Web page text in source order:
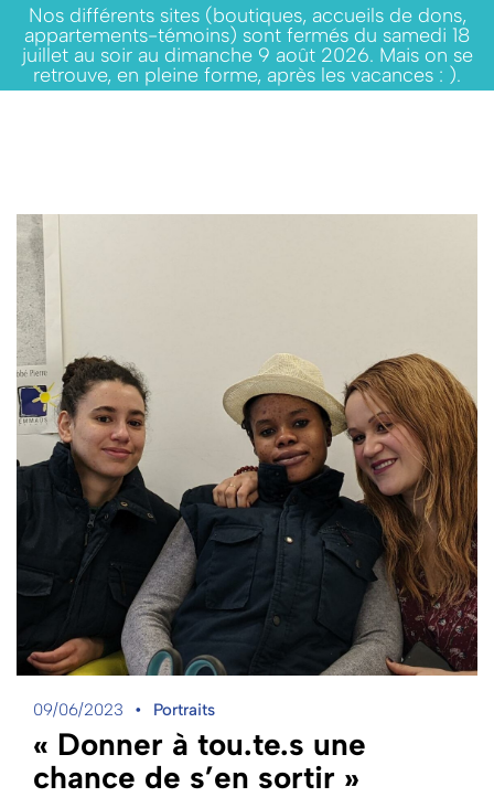
Nos différents sites (boutiques, accueils de dons,
appartements-témoins) sont fermés du samedi 18
juillet au soir au dimanche 9 août 2026. Mais on se
retrouve, en pleine forme, après les vacances : ).
09/06/2023 Portraits
« Donner à tou.te.s une
chance de s’en sortir »